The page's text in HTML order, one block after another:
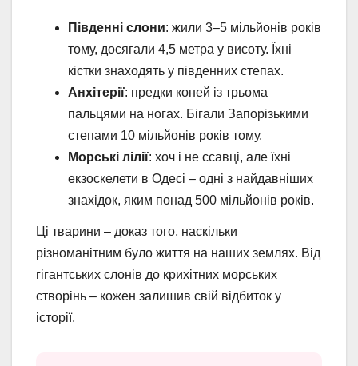
Південні слони: жили 3–5 мільйонів років
тому, досягали 4,5 метра у висоту. Їхні
кістки знаходять у південних степах.
Анхітерії: предки коней із трьома
пальцями на ногах. Бігали Запорізькими
степами 10 мільйонів років тому.
Морські лілії: хоч і не ссавці, але їхні
екзоскелети в Одесі – одні з найдавніших
знахідок, яким понад 500 мільйонів років.
Ці тварини – доказ того, наскільки
різноманітним було життя на наших землях. Від
гігантських слонів до крихітних морських
створінь – кожен залишив свій відбиток у
історії.